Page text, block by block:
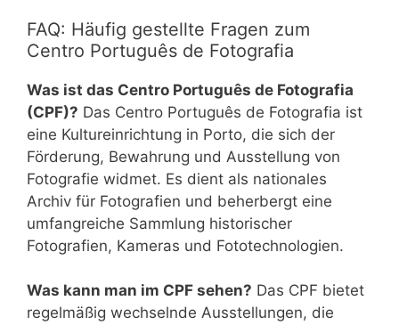
FAQ: Häufig gestellte Fragen zum
Centro Português de Fotografia
Was ist das Centro Português de Fotografia
(CPF)? Das Centro Português de Fotografia ist
eine Kultureinrichtung in Porto, die sich der
Förderung, Bewahrung und Ausstellung von
Fotografie widmet. Es dient als nationales
Archiv für Fotografien und beherbergt eine
umfangreiche Sammlung historischer
Fotografien, Kameras und Fototechnologien.
Was kann man im CPF sehen? Das CPF bietet
regelmäßig wechselnde Ausstellungen, die